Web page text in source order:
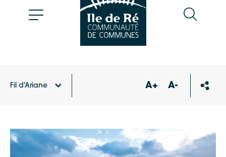
Fil d'Ariane A+ A-